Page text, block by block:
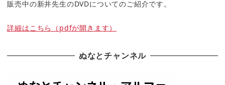
販売中の新井先生のDVDについてのご紹介です。
詳細はこちら（pdfが開きます）
ぬなとチャンネル